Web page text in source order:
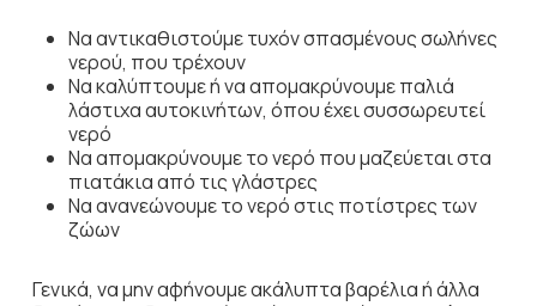
Να αντικαθιστούμε τυχόν σπασμένους σωλήνες
νερού, που τρέχουν
Να καλύπτουμε ή να απομακρύνουμε παλιά
λάστιχα αυτοκινήτων, όπου έχει συσσωρευτεί
νερό
Να απομακρύνουμε το νερό που μαζεύεται στα
πιατάκια από τις γλάστρες
Να ανανεώνουμε το νερό στις ποτίστρες των
ζώων
Γενικά, να μην αφήνουμε ακάλυπτα βαρέλια ή άλλα